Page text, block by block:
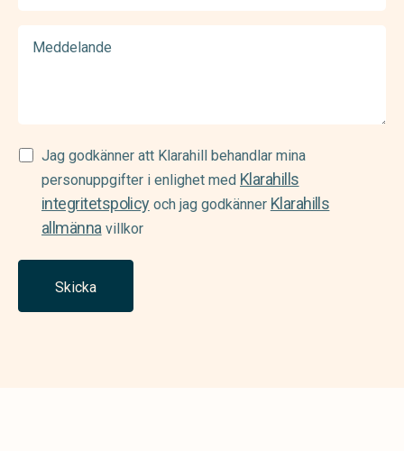
Samtycke
(Required)
Jag godkänner att Klarahill behandlar mina
personuppgifter i enlighet med Klarahills
integritetspolicyoch jag godkänner Klarahills
allmännavillkor
Skicka